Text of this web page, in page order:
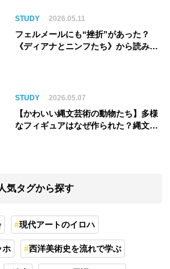
STUDY 2026.05.11
フェルメールにも“挫折”があった？
《ディアナとニンフたち》から読み解
STUDY 2026.05.07
【かわいい縄文芸術の動物たち】多様
なフィギュアはなぜ作られた？縄文人
気タグから探す
現代アートのイロハ
ホ 西洋美術史を流れで学ぶ